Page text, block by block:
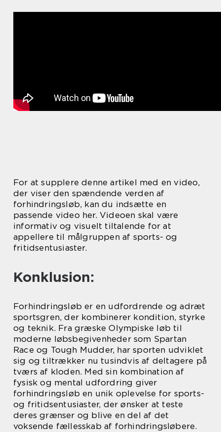
For at supplere denne artikel med en video,
der viser den spændende verden af
forhindringsløb, kan du indsætte en
passende video her. Videoen skal være
informativ og visuelt tiltalende for at
appellere til målgruppen af sports- og
fritidsentusiaster.
Konklusion:
Forhindringsløb er en udfordrende og adræt
sportsgren, der kombinerer kondition, styrke
og teknik. Fra græske Olympiske løb til
moderne løbsbegivenheder som Spartan
Race og Tough Mudder, har sporten udviklet
sig og tiltrækker nu tusindvis af deltagere på
tværs af kloden. Med sin kombination af
fysisk og mental udfordring giver
forhindringsløb en unik oplevelse for sports-
og fritidsentusiaster, der ønsker at teste
deres grænser og blive en del af det
voksende fællesskab af forhindringsløbere.